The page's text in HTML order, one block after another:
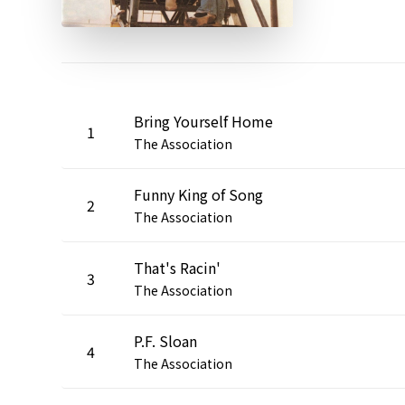
1 Bring Yourself Home
The Association
2 Funny King of Song
The Association
3 That's Racin'
The Association
4 P.F. Sloan
The Association